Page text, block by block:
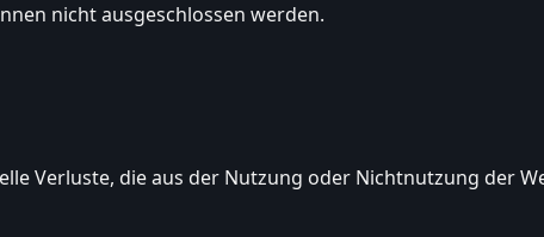
nicht ausgeschlossen werden.
Verluste, die aus der Nutzung oder Nichtnutzung der